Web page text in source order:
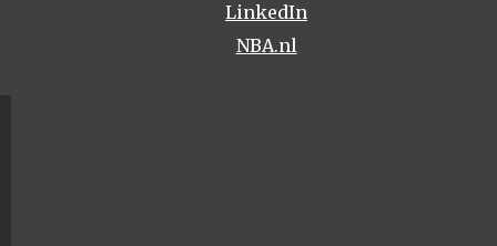
LinkedIn
NBA.nl